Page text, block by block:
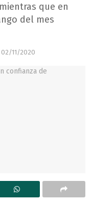
que en
del mes
02/11/2020